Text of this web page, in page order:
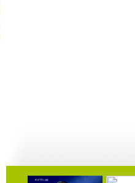
15:43